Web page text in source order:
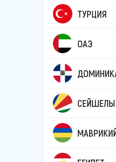
ТУРЦИЯ
ОАЭ
СЕЙШЕЛЫ